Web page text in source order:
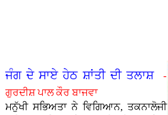
ਜਿੰ�...
ਜੰਗ ਦੇ ਸਾਏ ਹੇਠ ਸ਼ਾਂਤੀ ਦੀ ਤਲਾਸ਼-
ਗੁਰਦੀਸ਼ ਪਾਲ ਕੌਰ ਬਾਜਵਾ
ਮਨੁੱਖੀ ਸਭਿਅਤਾ ਨੇ ਵਿਗਿਆਨ, ਤਕਨਾਲੋਜੀ